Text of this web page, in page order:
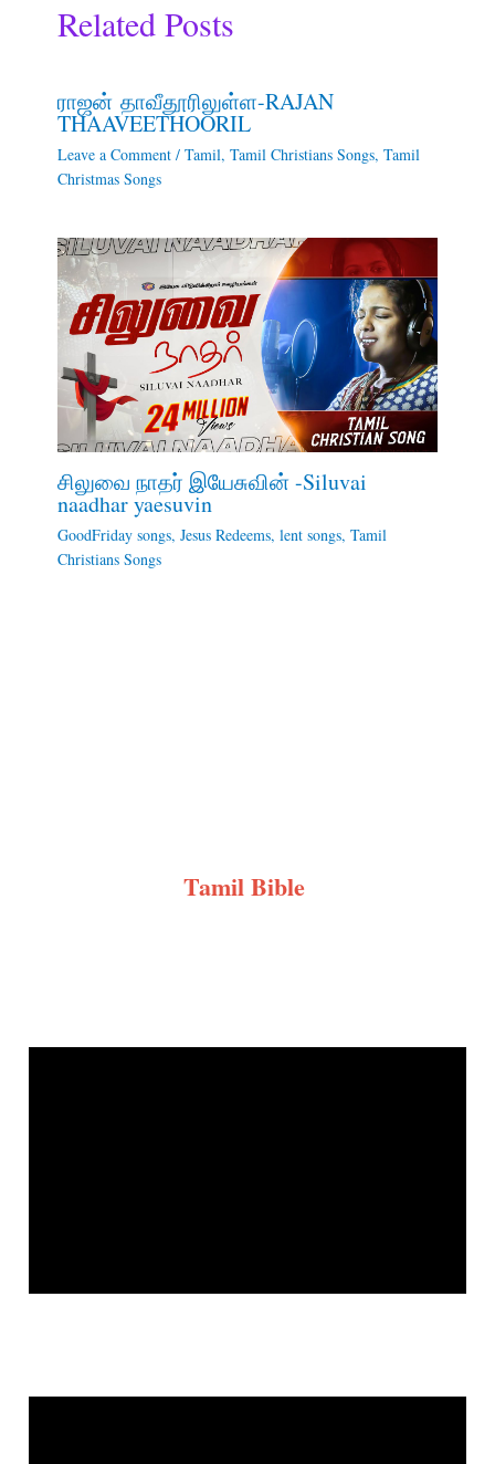
Related Posts
ராஜன் தாவீதூரிலுள்ள-RAJAN
THAAVEETHOORIL
Leave a Comment / Tamil, Tamil Christians Songs, Tamil
Christmas Songs
சிலுவை நாதர் இயேசுவின் -Siluvai
naadhar yaesuvin
GoodFriday songs, Jesus Redeems, lent songs, Tamil
Christians Songs
Tamil Bible